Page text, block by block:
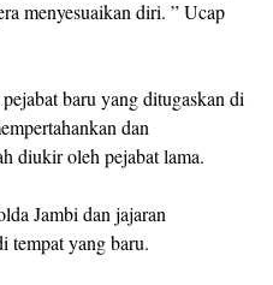
menyesuaikan diri. ” Ucap
baru yang ditugaskan di
dan
diukir oleh pejabat lama.
Jambi dan jajaran
tempat yang baru.